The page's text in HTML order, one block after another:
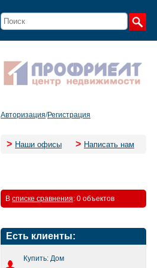
Авторизация/Регистрация
> Наши офисы > Написать нам
В списке сравнения: 0 объектов
Есть клиенты:
Купить: Дом